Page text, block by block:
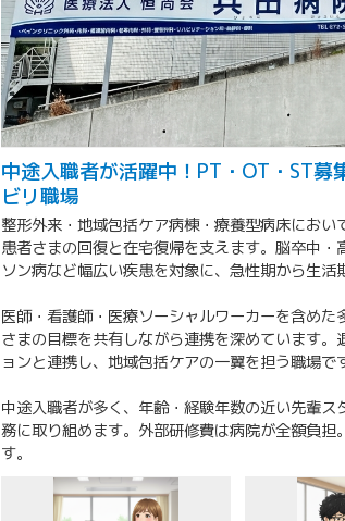
中途入職者が活躍中！PT・OT・ST
ビリ職場
整形外来・地域包括ケア病棟・療養型病床におい
患者さまの回復と在宅復帰を支えます。脳卒中
ソン病など幅広い疾患を対象に、急性期から生活
医師・看護師・医療ソーシャルワーカーを含め
さまの目標を共有しながら連携を深めています
ョンと連携し、地域包括ケアの一翼を担う職場で
中途入職者が多く、年齢・経験年数の近い先輩
務に取り組めます。外部研修費は病院が全額負
す。